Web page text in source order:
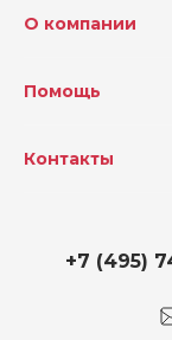
О компании
Помощь
Контакты
+7 (495)